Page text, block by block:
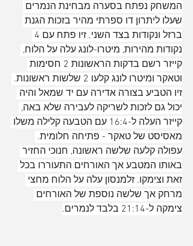
המשחק נפתח בסערה מבחינת הנמרים
שעלו ליתרון דו ספרתי מהיר בזכות הגנת
נקודות מהירות, מיטרו-לונג עלה על הלוח,
קייזר רשם בדקות הראשונות 2 חסימות
וטאקר ומיטרו לונג קלעו 2 שלשות ראשונות.
זיו הטביע בצורה אדירה עם יד שמאל והיה
יכול גם לזכות לשריקה לעבירה שלא באה,
קייזר העלה ל-16:4 עם הטבעה קלילה משלו
מאסיסט של טאקר - פתיחה חלומית.
עפולה קלעה שלשה ראשונה, חנוכי החזיר
באותו המטבע אך האורחים התעוררו בכל
זאת וצימקו. זלמנסון עלה על הלוח מחצי
מרחק אך שלשה נוספת של האורחים
צימקה ל-21:14 בלבד לנמרים.